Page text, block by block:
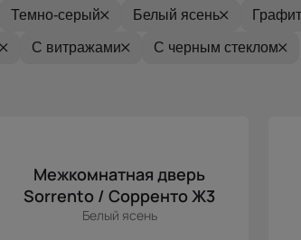
Темно-серый Белый ясень Графит
С витражами С черным стеклом
Межкомнатная дверь
Sorrento / Сорренто Ж3
Белый ясень